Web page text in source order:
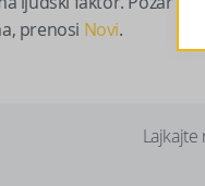
prenosi Novi.
Lajkajte